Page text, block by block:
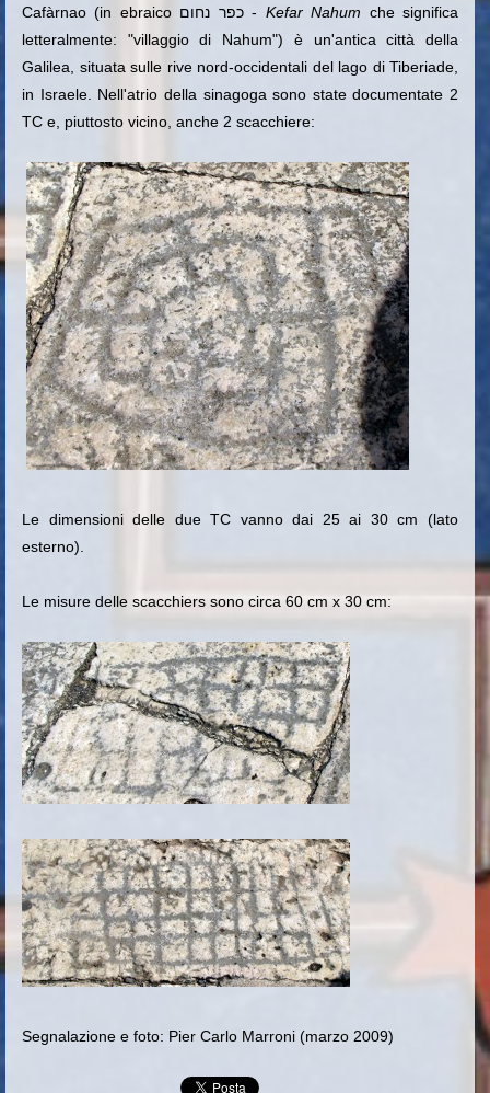
Cafàrnao (in ebraico כפר נחום - Kefar Nahum che significa
letteralmente: "villaggio di Nahum") è un'antica città della
Galilea, situata sulle rive nord-occidentali del lago di Tiberiade,
in Israele. Nell'atrio della sinagoga sono state documentate 2
TC e, piuttosto vicino, anche 2 scacchiere:
Le dimensioni delle due TC vanno dai 25 ai 30 cm (lato
esterno).
Le misure delle scacchiers sono circa 60 cm x 30 cm:
Segnalazione e foto: Pier Carlo Marroni (marzo 2009)